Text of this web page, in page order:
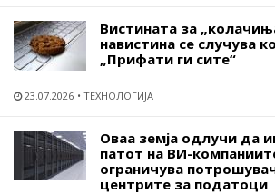
Вистината за
навистина се случува
„Прифати ги сите“
23.07.2026 ТЕХНОЛОГИЈА
Оваа земја одлучи да
патот на ВИ-
ограничува
центрите за податоци